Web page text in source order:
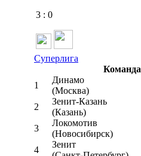
3 : 0
Суперлига
Команда
1
Динамо
(Москва)
2
Зенит-Казань
(Казань)
3
Локомотив
(Новосибирск)
4
Зенит